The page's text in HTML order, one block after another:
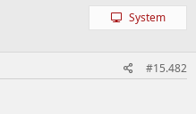
System
#15.482